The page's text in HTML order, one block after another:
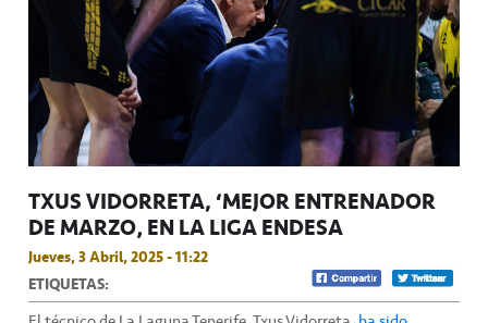
TXUS VIDORRETA, ‘MEJOR ENTRENADOR
DE MARZO’ EN LA LIGA ENDESA
Jueves, 3 Abril, 2025 - 11:22
ETIQUETAS: